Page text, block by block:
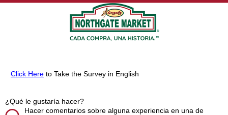
Click Hereto Take the Survey in English
¿Qué le gustaría hacer?
Hacer comentarios sobre alguna experiencia en una de